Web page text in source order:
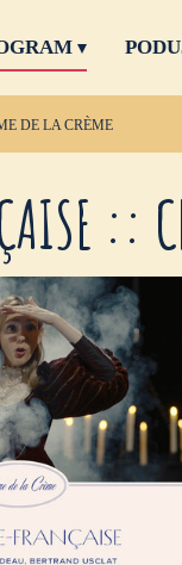
DE LA CRÈME
::